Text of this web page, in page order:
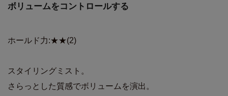
ボリュームをコントロールする
ホールド力:★★(2)
スタイリングミスト。
さらっとした質感でボリュームを演出。